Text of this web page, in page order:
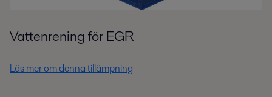
Vattenrening för EGR
Läs mer om denna tillämpning